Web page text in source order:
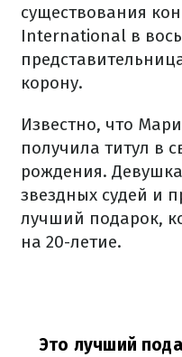
существования
International в
корону.
Известно, что
получила титул в
рождения.
звездных судей и
лучший подарок,
на 20-летие.
Это лучший